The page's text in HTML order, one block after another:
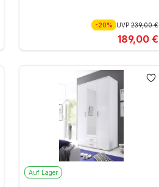
-20% UVP239,00 €
189,00 €
Auf Lager